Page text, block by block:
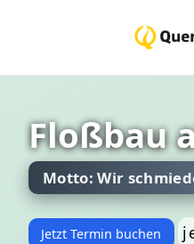
Floßbau
Motto: Wir
Jetzt Termin buchen